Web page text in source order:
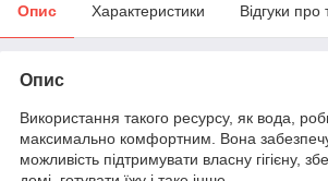
Опис Характеристики Відгуки про
Опис
Використання такого ресурсу, як вода,
максимально комфортним. Вона
можливість підтримувати власну гігієну,